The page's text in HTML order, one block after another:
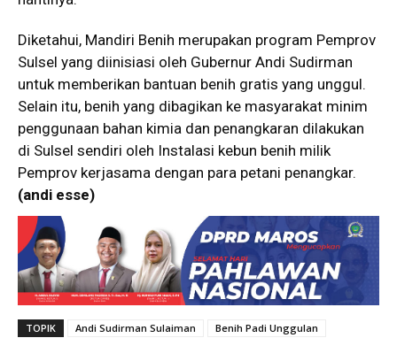
Diketahui, Mandiri Benih merupakan program Pemprov
Sulsel yang diinisiasi oleh Gubernur Andi Sudirman
untuk memberikan bantuan benih gratis yang unggul.
Selain itu, benih yang dibagikan ke masyarakat minim
penggunaan bahan kimia dan penangkaran dilakukan
di Sulsel sendiri oleh Instalasi kebun benih milik
Pemprov kerjasama dengan para petani penangkar.
(andi esse)
TOPIK Andi Sudirman Sulaiman
Benih Padi Unggulan